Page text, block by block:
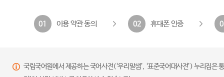
01 이용 약관 동의 02 휴대폰 인증
국립국어원에서 제공하는 국어사전(‘우리말샘’, ‘표준국어대사전’) 누리집